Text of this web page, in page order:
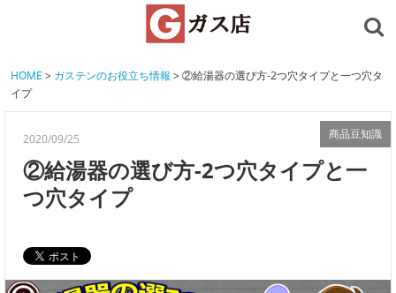
HOME > ガステンのお役立ち情報 > ②給湯器の選び方-2つ穴タイプと一つ穴タ
イプ
商品豆知識
2020/09/25
②給湯器の選び方-2つ穴タイプと一
つ穴タイプ